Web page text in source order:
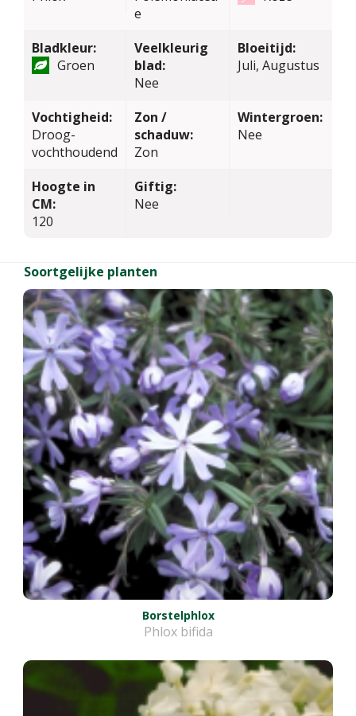
e
Bladkleur:
Groen
Veelkleurig
blad:
Nee
Bloeitijd:
Juli, Augustus
Vochtigheid:
Droog-
vochthoudend
Zon /
schaduw:
Zon
Wintergroen:
Nee
Hoogte in
CM:
120
Giftig:
Nee
Soortgelijke planten
Borstelphlox
Phlox bifida